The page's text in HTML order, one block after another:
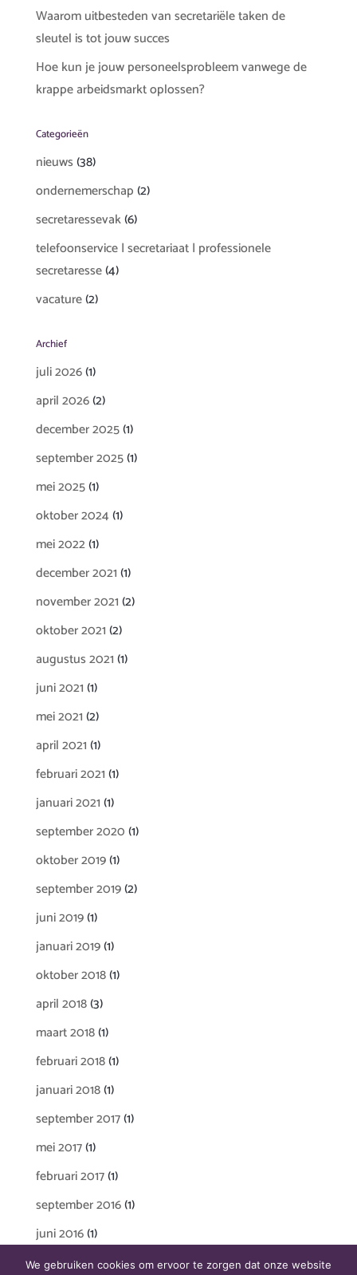
Waarom uitbesteden van secretariële taken de
sleutel is tot jouw succes
Hoe kun je jouw personeelsprobleem vanwege de
krappe arbeidsmarkt oplossen?
Categorieën
nieuws(38)
ondernemerschap(2)
secretaressevak(6)
telefoonservice | secretariaat | professionele
secretaresse(4)
vacature(2)
Archief
juli 2026(1)
april 2026(2)
december 2025(1)
september 2025(1)
mei 2025(1)
oktober 2024(1)
mei 2022(1)
december 2021(1)
november 2021(2)
oktober 2021(2)
augustus 2021(1)
juni 2021(1)
mei 2021(2)
april 2021(1)
februari 2021(1)
januari 2021(1)
september 2020(1)
oktober 2019(1)
september 2019(2)
juni 2019(1)
januari 2019(1)
oktober 2018(1)
april 2018(3)
maart 2018(1)
februari 2018(1)
januari 2018(1)
september 2017(1)
mei 2017(1)
februari 2017(1)
september 2016(1)
juni 2016(1)
We gebruiken cookies om ervoor te zorgen dat onze website